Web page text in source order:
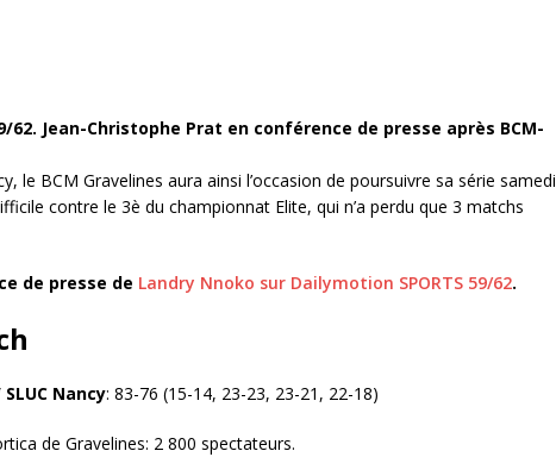
62. Jean-Christophe Prat en conférence de presse après BCM-
le BCM Gravelines aura ainsi l’occasion de poursuivre sa série samedi
contre le 3è du championnat Elite, qui n’a perdu que 3 matchs
de presse de Landry Nnoko sur Dailymotion SPORTS 59/62.
Nancy: 83-76 (15-14, 23-23, 23-21, 22-18)
de Gravelines: 2 800 spectateurs.